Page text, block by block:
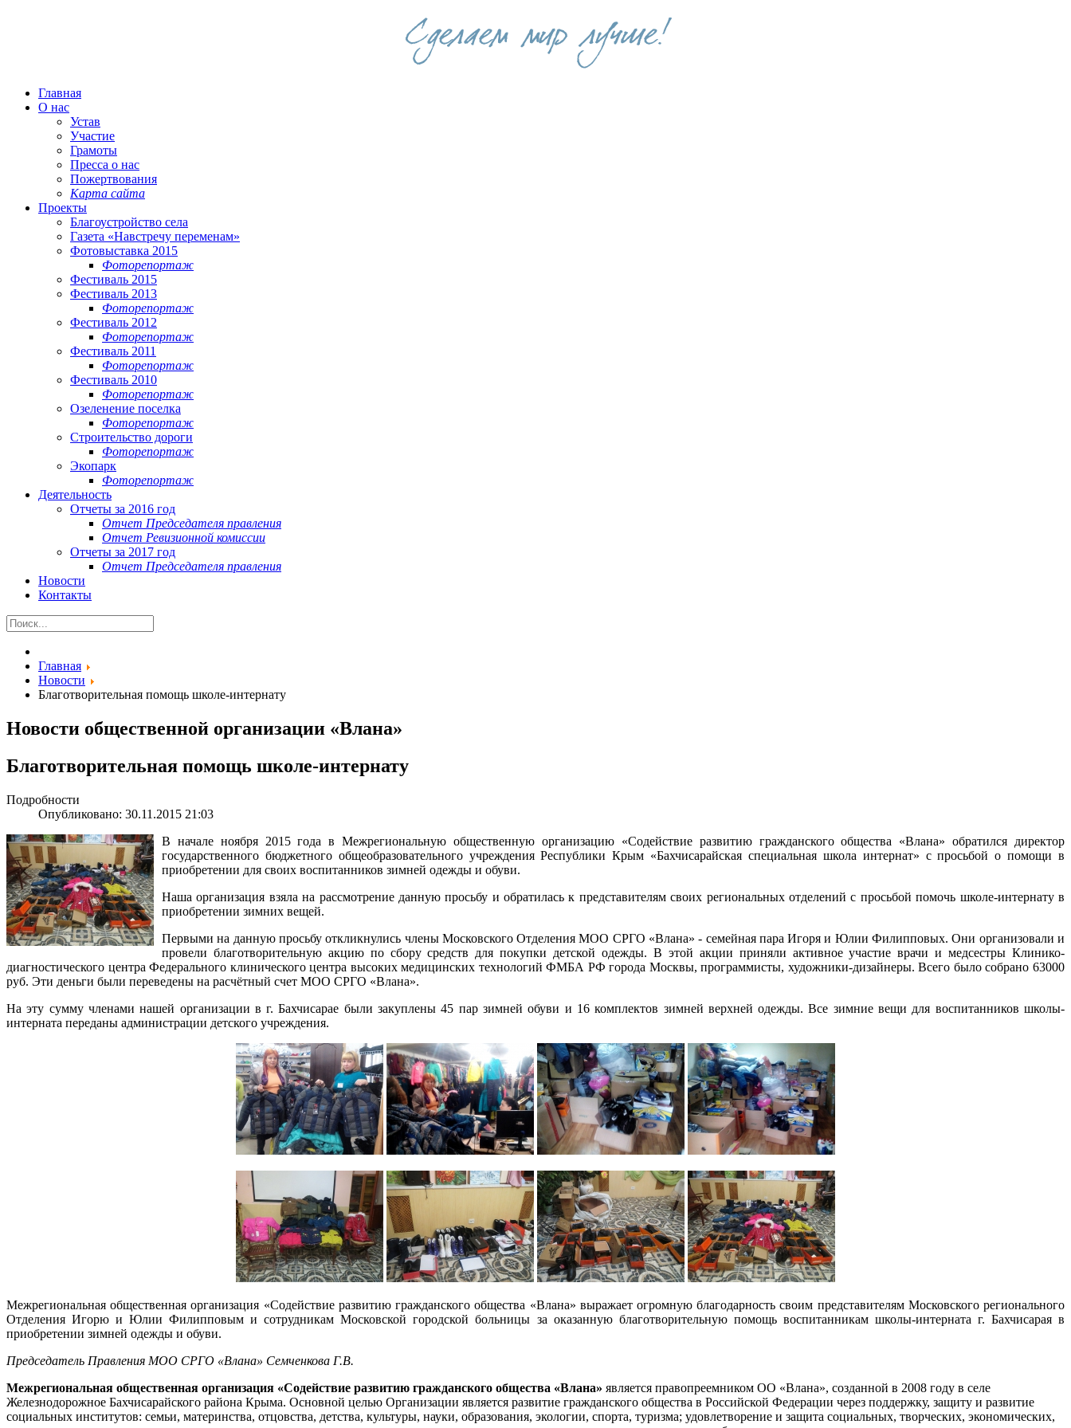
Главная
О нас
Устав
Участие
Грамоты
Пресса о нас
Пожертвования
Карта сайта
Проекты
Благоустройство села
Газета «Навстречу переменам»
Фотовыставка 2015
Фоторепортаж
Фестиваль 2015
Фестиваль 2013
Фоторепортаж
Фестиваль 2012
Фоторепортаж
Фестиваль 2011
Фоторепортаж
Фестиваль 2010
Фоторепортаж
Озеленение поселка
Фоторепортаж
Строительство дороги
Фоторепортаж
Экопарк
Фоторепортаж
Деятельность
Отчеты за 2016 год
Отчет Председателя правления
Отчет Ревизионной комиссии
Отчеты за 2017 год
Отчет Председателя правления
Новости
Контакты
Главная
Новости
Благотворительная помощь школе-интернату
Новости общественной организации «Влана»
Благотворительная помощь школе-интернату
Подробности
Опубликовано: 30.11.2015 21:03
В начале ноября 2015 года в Межрегиональную общественную организацию «Содействие развитию гражданского общества «Влана» обратился директор
государственного бюджетного общеобразовательного учреждения Республики Крым «Бахчисарайская специальная школа интернат» с просьбой о помощи в
приобретении для своих воспитанников зимней одежды и обуви.
Наша организация взяла на рассмотрение данную просьбу и обратилась к представителям своих региональных отделений с просьбой помочь школе-интернату в
приобретении зимних вещей.
Первыми на данную просьбу откликнулись члены Московского Отделения МОО СРГО «Влана» - семейная пара Игоря и Юлии Филипповых. Они организовали и
провели благотворительную акцию по сбору средств для покупки детской одежды. В этой акции приняли активное участие врачи и медсестры Клинико-
диагностического центра Федерального клинического центра высоких медицинских технологий ФМБА РФ города Москвы, программисты, художники-дизайнеры. Всего было собрано 63000
руб. Эти деньги были переведены на расчётный счет МОО СРГО «Влана».
На эту сумму членами нашей организации в г. Бахчисарае были закуплены 45 пар зимней обуви и 16 комплектов зимней верхней одежды. Все зимние вещи для воспитанников школы-
интерната переданы администрации детского учреждения.
Межрегиональная общественная организация «Содействие развитию гражданского общества «Влана» выражает огромную благодарность своим представителям Московского регионального
Отделения Игорю и Юлии Филипповым и сотрудникам Московской городской больницы за оказанную благотворительную помощь воспитанникам школы-интерната г. Бахчисарая в
приобретении зимней одежды и обуви.
Председатель Правления МОО СРГО «Влана» Семченкова Г.В.
Межрегиональная общественная организация «Содействие развитию гражданского общества «Влана» является правопреемником ОО «Влана», созданной в 2008 году в селе
Железнодорожное Бахчисарайского района Крыма. Основной целью Организации является развитие гражданского общества в Российской Федерации через поддержку, защиту и развитие
социальных институтов: семьи, материнства, отцовства, детства, культуры, науки, образования, экологии, спорта, туризма; удовлетворение и защита социальных, творческих, экономических,